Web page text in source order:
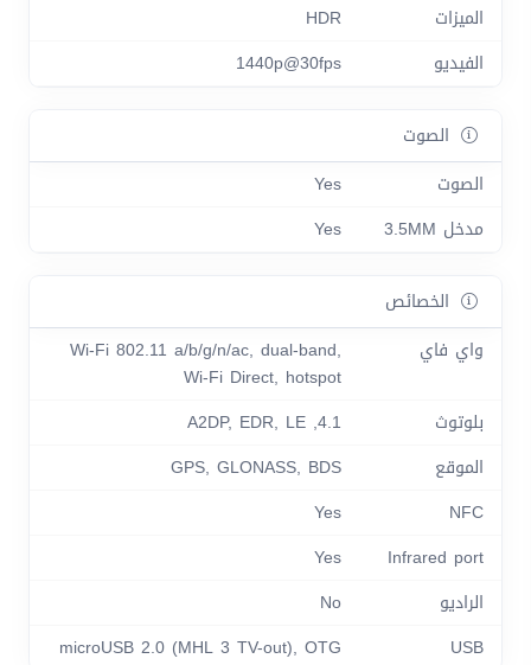
الميزات
HDR
الفيديو
1440p@30fps
الصوت
الصوت
Yes
مدخل 3.5MM
Yes
الخصائص
واي فاي
Wi-Fi 802.11 a/b/g/n/ac, dual-band,
Wi-Fi Direct, hotspot
بلوتوث
4.1, A2DP, EDR, LE
الموقع
GPS, GLONASS, BDS
NFC
Yes
Infrared port
Yes
الراديو
No
USB
microUSB 2.0 (MHL 3 TV-out), OTG